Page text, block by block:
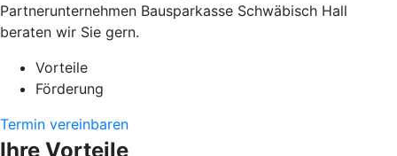
Partnerunternehmen Bausparkasse Schwäbisch Hall
beraten wir Sie gern.
Vorteile
Förderung
Termin vereinbaren
Ihre Vorteile